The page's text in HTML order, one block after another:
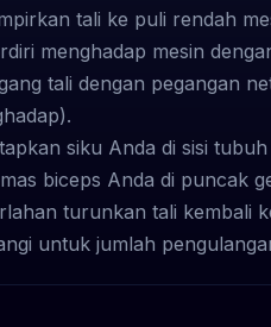
tali ke puli rendah
menghadap mesin
tali dengan pegangan
siku Anda di sisi
biceps Anda di puncak
turunkan tali kembali
untuk jumlah